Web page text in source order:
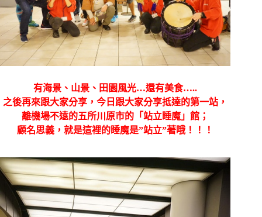
有海景、山景、田園風光…還有美食…..
之後再來跟大家分享，今日跟大家分享抵達的第一站，
離機場不遠的五所川原市的 「站立睡魔」館；
顧名思義，就是這裡的睡魔是”站立”著哦！！！